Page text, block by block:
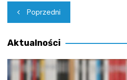
Nawigacja
wpisu
Poprzedni
Aktualności